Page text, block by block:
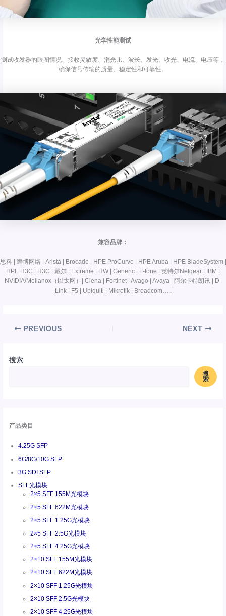
搜索
搜
索
产品类目
4.25G SFP
6G/8G/10G SFP
3G SDI SFP
SFF光模块
2×5 SFF 155M光模块
2×5 SFF 622M光模块
2×5 SFF 1.25G光模块
2×5 SFF 2.5G光模块
2×5 SFF 4.25G光模块
2×10 SFF 155M光模块
2×10 SFF 622M光模块
2×10 SFF 1.25G光模块
2×10 SFF 2.5G光模块
2×10 SFF 4.25G光模块
光学性能测试
测试收发器的眼图情况、接收灵敏度、消光比、波长、发光、收光、电流、电压等，
确保信号传输的质量、稳定性和可靠性。
兼容品牌：
思科 | 瞻博网络 | Arista | Brocade | HPE ProCurve | HPE Aruba | HPE BladeSystem |
HPE H3C | H3C | 戴尔 | Extreme | HW | Generic | F-tone | 英特尔Netgear | IBM |
NVIDIA/Mellanox（以太网）| Ciena | Fortinet | Avago | Avaya | 阿尔卡特朗讯 | D-
Link | F5 | Ubiquiti | Mikrotik | Broadcom…..
PREVIOUS NEXT